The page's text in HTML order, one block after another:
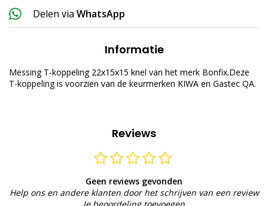
Delen via WhatsApp
Informatie
Messing T-koppeling 22x15x15 knel van het merk Bonfix.Deze
T-koppeling is voorzien van de keurmerken KIWA en Gastec QA.
Reviews
Geen reviews gevonden
Help ons en andere klanten door het schrijven van een review
Je beoordeling toevoegen